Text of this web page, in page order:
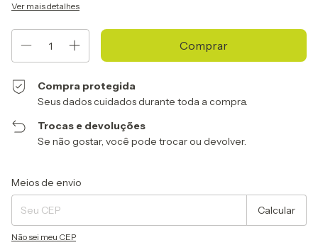
Ver mais detalhes
Compra protegida
Seus dados cuidados durante toda a compra.
Trocas e devoluções
Se não gostar, você pode trocar ou devolver.
Entregas para o CEP:
Meios de envio
Calcular
Não sei meu CEP